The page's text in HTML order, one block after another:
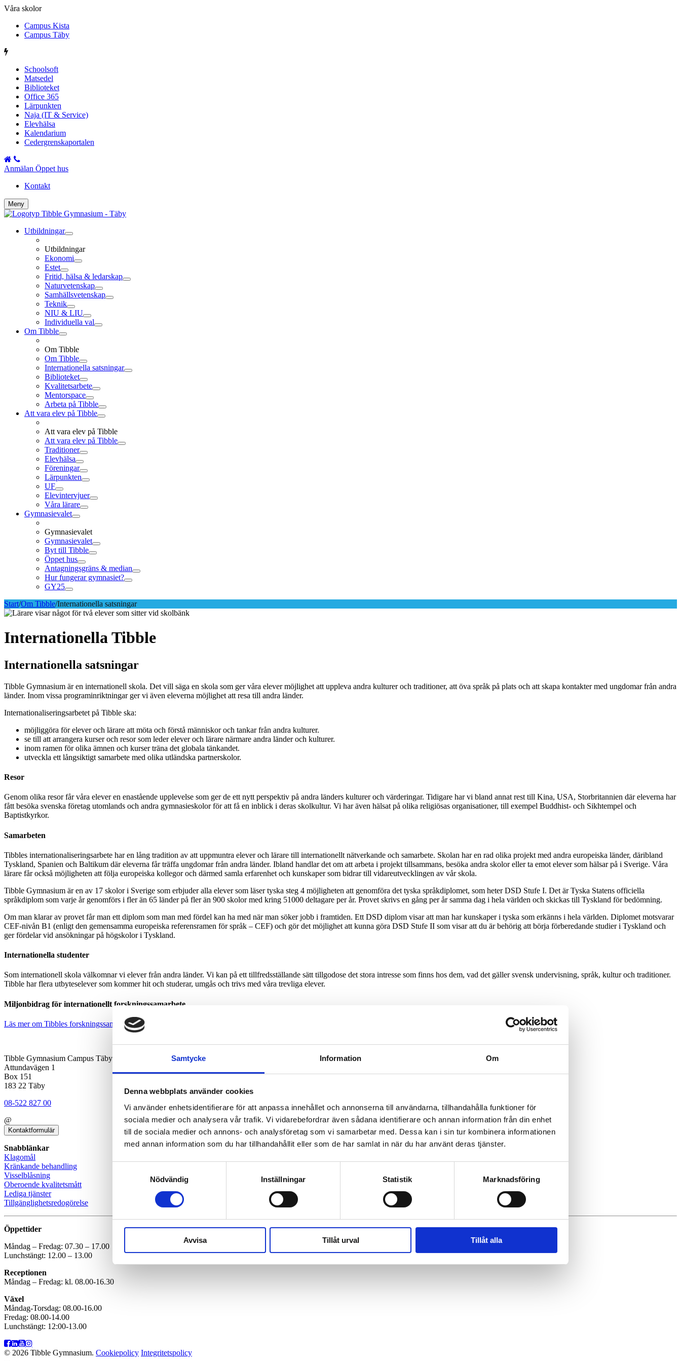
Samtycke Information Om
Denna webbplats använder cookies
Vi använder enhetsidentifierare för att anpassa innehållet och annonserna till användarna, tillhandahålla funktioner för
sociala medier och analysera vår trafik. Vi vidarebefordrar även sådana identifierare och annan information från din enhet
till de sociala medier och annons- och analysföretag som vi samarbetar med. Dessa kan i sin tur kombinera informationen
med annan information som du har tillhandahållit eller som de har samlat in när du har använt deras tjänster.
Nödvändig
Inställningar Statistik Marknadsföring
Avvisa Tillåt urval Tillåt alla
Våra skolor
Campus Kista
Campus Täby
Schoolsoft
Matsedel
Biblioteket
Office 365
Lärpunkten
Naja (IT & Service)
Elevhälsa
Kalendarium
Cedergrenskaportalen
Anmälan Öppet hus
Kontakt
Meny
Utbildningar
Utbildningar
Ekonomi
Estet
Fritid, hälsa & ledarskap
Naturvetenskap
Samhällsvetenskap
Teknik
NIU & LIU
Individuella val
Om Tibble
Om Tibble
Om Tibble
Internationella satsningar
Biblioteket
Kvalitetsarbete
Mentorspace
Arbeta på Tibble
Att vara elev på Tibble
Att vara elev på Tibble
Att vara elev på Tibble
Traditioner
Elevhälsa
Föreningar
Lärpunkten
UF
Elevintervjuer
Våra lärare
Gymnasievalet
Gymnasievalet
Gymnasievalet
Byt till Tibble
Öppet hus
Antagningsgräns & median
Hur fungerar gymnasiet?
GY25
Start/Om Tibble/Internationella satsningar
Internationella Tibble
Internationella satsningar
Tibble Gymnasium är en internationell skola. Det vill säga en skola som ger våra elever möjlighet att uppleva andra kulturer och traditioner, att öva språk på plats och att skapa kontakter med ungdomar från andra
länder. Inom vissa programinriktningar ger vi även eleverna möjlighet att resa till andra länder.
Internationaliseringsarbetet på Tibble ska:
möjliggöra för elever och lärare att möta och förstå människor och tankar från andra kulturer.
se till att arrangera kurser och resor som leder elever och lärare närmare andra länder och kulturer.
inom ramen för olika ämnen och kurser träna det globala tänkandet.
utveckla ett långsiktigt samarbete med olika utländska partnerskolor.
Resor
Genom olika resor får våra elever en enastående upplevelse som ger de ett nytt perspektiv på andra länders kulturer och värderingar. Tidigare har vi bland annat rest till Kina, USA, Storbritannien där eleverna har
fått besöka svenska företag utomlands och andra gymnasieskolor för att få en inblick i deras skolkultur. Vi har även hälsat på olika religiösas organisationer, till exempel Buddhist- och Sikhtempel och
Baptistkyrkor.
Samarbeten
Tibbles internationaliseringsarbete har en lång tradition av att uppmuntra elever och lärare till internationellt nätverkande och samarbete. Skolan har en rad olika projekt med andra europeiska länder, däribland
Tyskland, Spanien och Baltikum där eleverna får träffa ungdomar från andra länder. Ibland handlar det om att arbeta i projekt tillsammans, besöka andra skolor eller ta emot elever som hälsar på i Sverige. Våra
lärare får också möjligheten att följa europeiska kollegor och därmed samla erfarenhet och kunskaper som bidrar till vidareutvecklingen av vår skola.
Tibble Gymnasium är en av 17 skolor i Sverige som erbjuder alla elever som läser tyska steg 4 möjligheten att genomföra det tyska språkdiplomet, som heter DSD Stufe I. Det är Tyska Statens officiella
språkdiplom som varje år genomförs i fler än 65 länder på fler än 900 skolor med kring 51000 deltagare per år. Provet skrivs en gång per år samma dag i hela världen och skickas till Tyskland för bedömning.
Om man klarar av provet får man ett diplom som man med fördel kan ha med när man söker jobb i framtiden. Ett DSD diplom visar att man har kunskaper i tyska som erkänns i hela världen. Diplomet motsvarar
CEF-nivån B1 (enligt den gemensamma europeiska referensramen för språk – CEF) och gör det möjlighet att kunna göra DSD Stufe II som visar att du är behörig att börja förberedande studier i Tyskland och
ger fördelar vid ansökningar på högskolor i Tyskland.
Internationella studenter
Som internationell skola välkomnar vi elever från andra länder. Vi kan på ett tillfredsställande sätt tillgodose det stora intresse som finns hos dem, vad det gäller svensk undervisning, språk, kultur och traditioner.
Tibble har flera utbyteselever som kommer hit och studerar, umgås och trivs med våra trevliga elever.
Miljonbidrag för internationellt forskningssamarbete
Läs mer om Tibbles forskningssamarbete här
Tibble Gymnasium Campus Täby
Attundavägen 1
Box 151
183 22 Täby
08-522 827 00
@
Kontaktformulär
Snabblänkar
Klagomål
Kränkande behandling
Visselblåsning
Oberoende kvalitetsmått
Lediga tjänster
Tillgänglighetsredogörelse
Öppettider
Måndag – Fredag: 07.30 – 17.00
Lunchstängt: 12.00 – 13.00
Receptionen
Måndag – Fredag: kl. 08.00-16.30
Växel
Måndag-Torsdag: 08.00-16.00
Fredag: 08.00-14.00
Lunchstängt: 12:00-13.00
© 2026 Tibble Gymnasium. Cookiepolicy Integritetspolicy